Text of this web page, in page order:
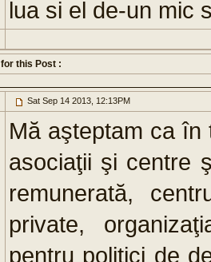
lua si el de-un mic
for this Post :
Sat Sep 14 2013, 12:13PM
Mă aşteptam ca
asociaţii şi centre
remunerată,
private,
pentru politici de